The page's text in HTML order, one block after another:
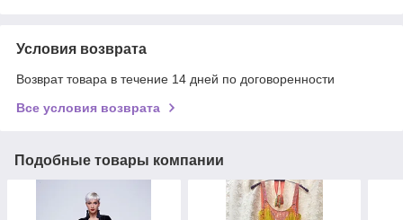
Условия возврата
Возврат товара в течение 14 дней по договоренности
Все условия возврата
Подобные товары компании